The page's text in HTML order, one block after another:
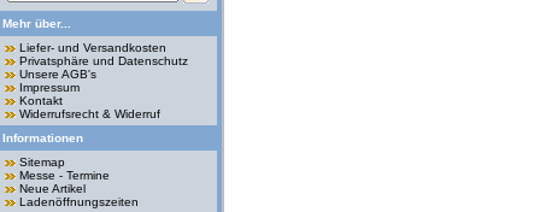
Mehr über...
Liefer- und Versandkosten
Privatsphäre und Datenschutz
Unsere AGB's
Impressum
Kontakt
Widerrufsrecht & Widerruf
Informationen
Sitemap
Messe - Termine
Neue Artikel
Ladenöffnungszeiten